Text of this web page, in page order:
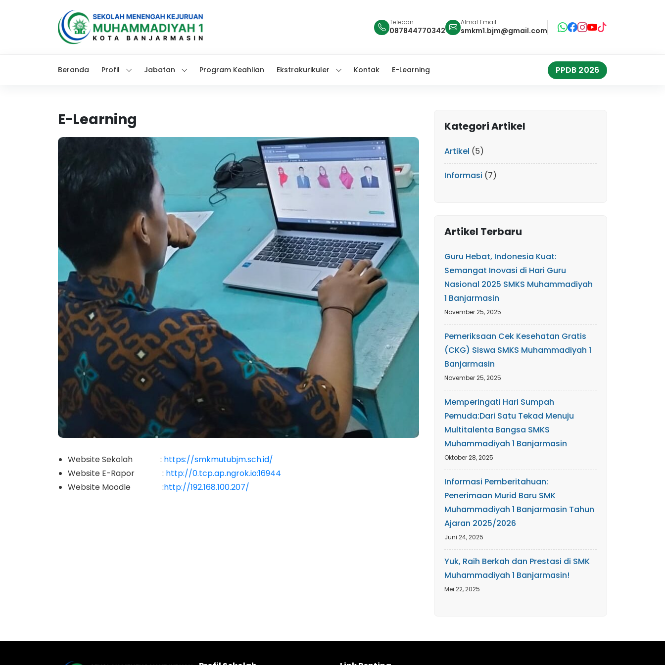
Telepon
087844770342
Almat Email
smkm1.bjm@gmail.com
Beranda Profil Jabatan Program Keahlian Ekstrakurikuler Kontak E-Learning PPDB 2026
E-Learning
Website Sekolah : https://smkmutubjm.sch.id/
Website E-Rapor : http://0.tcp.ap.ngrok.io:16944
Website Moodle :http://192.168.100.207/
Kategori Artikel
Artikel (5)
Informasi (7)
Artikel Terbaru
Guru Hebat, Indonesia Kuat:
Semangat Inovasi di Hari Guru
Nasional 2025 SMKS Muhammadiyah
1 Banjarmasin
November 25, 2025
Pemeriksaan Cek Kesehatan Gratis
(CKG) Siswa SMKS Muhammadiyah 1
Banjarmasin
November 25, 2025
Memperingati Hari Sumpah
Pemuda:Dari Satu Tekad Menuju
Multitalenta Bangsa SMKS
Muhammadiyah 1 Banjarmasin
Oktober 28, 2025
Informasi Pemberitahuan:
Penerimaan Murid Baru SMK
Muhammadiyah 1 Banjarmasin Tahun
Ajaran 2025/2026
Juni 24, 2025
Yuk, Raih Berkah dan Prestasi di SMK
Muhammadiyah 1 Banjarmasin!
Mei 22, 2025